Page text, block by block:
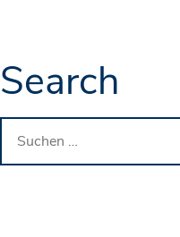
Search
Suchen